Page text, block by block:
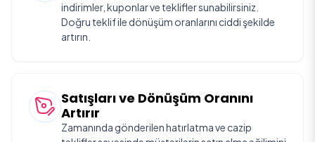
indirimler, kuponlar ve teklifler sunabilirsiniz.
Doğru teklif ile dönüşüm oranlarını ciddi şekilde
artırın.
Satışları ve Dönüşüm Oranını
Artırır
Zamanında gönderilen hatırlatma ve cazip